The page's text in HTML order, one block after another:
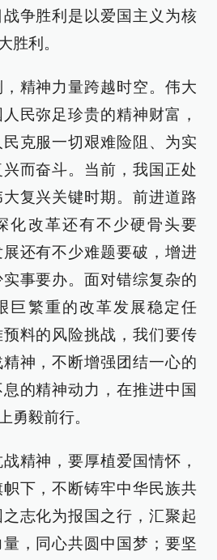
争胜利是以爱国主义为核
胜利。
精神力量跨越时空。伟大
民弥足珍贵的精神财富，
克服一切艰难险阻、为实
而奋斗。当前，我国正处
复兴关键时期。前进道路
化改革还有不少硬骨头要
还有不少难题要破，增进
事要办。面对错综复杂的
巨繁重的改革发展稳定任
料的风险挑战，我们要传
神，不断增强团结一心的
的精神动力，在推进中国
勇毅前行。
精神，要厚植爱国情怀，
下，不断铸牢中华民族共
志化为报国之行，汇聚起
，同心共圆中国梦；要坚